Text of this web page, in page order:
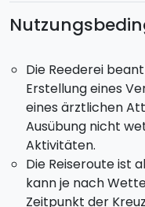
dank des Films von
berühmte "Cunzato-
genießen. Zurück
Marina di Salina
ankern wird.
MITTWOCH -
Nach einem
gesetzt, um die Insel
Die Reederei
Erstellung eines
eines ärztlichen
Ausübung nicht
Aktivitäten.
Die Reiseroute ist
kann je nach
Zeitpunkt der